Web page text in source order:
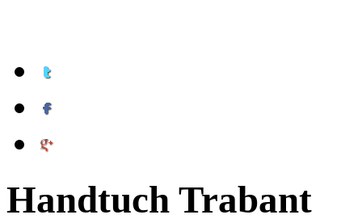
Handtuch Trabant